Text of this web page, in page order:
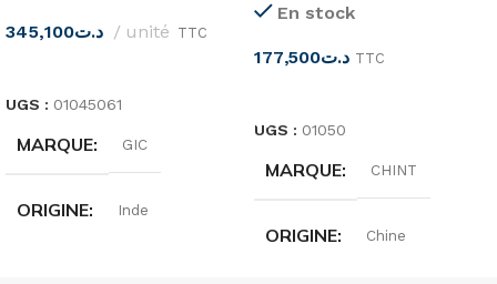
د.ت345,100 unité TTC
UGS : 01045061
MARQUE GIC
ORIGINE Inde
En stock
د.ت177,500
TTC
UGS : 01050
MARQUE CHINT
ORIGINE Chine